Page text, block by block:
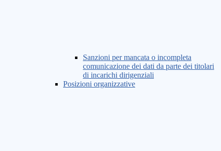
Sanzioni per mancata o incompleta
comunicazione dei dati da parte dei titolari
di incarichi dirigenziali
Posizioni organizzative